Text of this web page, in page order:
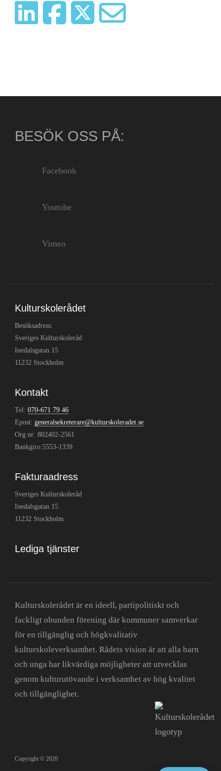
BESÖK OSS PÅ:
Facebook
Youtube
Vimeo
Kulturskolerådet
Besöksadress:
Sveriges Kulturskoleråd
Inedalsgatan 15
11232 Stockholm
Kontakt
Tel: 070-671 79 46
Epost: generalsekreterare@kulturskoleradet.se
Org nr: 802402-2561
Bankgiro:5553-1339
Fakturaadress
Sveriges Kulturskoleråd
Inedalsgatan 15
11232 Stockholm
Lediga tjänster
Kulturskolerådet är en ideell, partipolitiskt och
fackligt obunden förening där kommuner samverkar
för en tillgänglig och högkvalitativ
kulturskoleverksamhet. Rådets vision är att alla barn
och unga har likvärdiga möjligheter att utvecklas
genom kulturutövande i verksamhet av hög kvalitet
och tillgänglighet.
Copyright © 2020